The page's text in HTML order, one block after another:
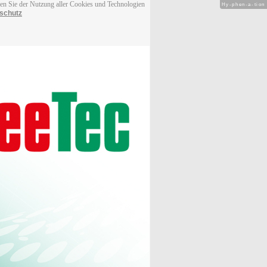
Sie der Nutzung aller Cookies und Technologien
Hy-phen-a-tion